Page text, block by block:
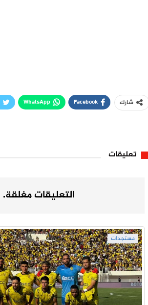
شارك Facebook
WhatsApp
تعليقات
التعليقات مغلقة.
مستجدات